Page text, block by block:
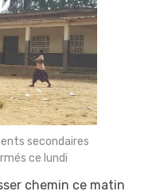
secondaires
ce lundi
chemin ce matin